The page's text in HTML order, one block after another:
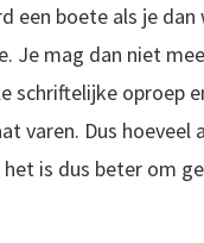
een boete als je
Je mag dan niet
schriftelijke oproep
varen. Dus hoeveel
is dus beter om